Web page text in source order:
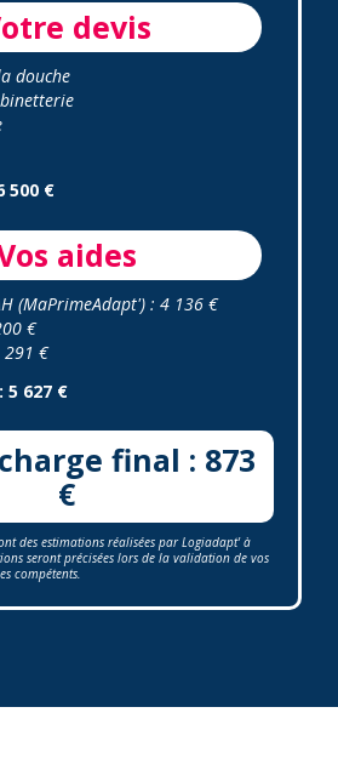
devis
douche
500 €
aides
(MaPrimeAdapt') : 4 136 €
€
291 €
5 627 €
final : 873
€
des estimations réalisées par Logiadapt' à
seront précisées lors de la validation de vos
compétents.